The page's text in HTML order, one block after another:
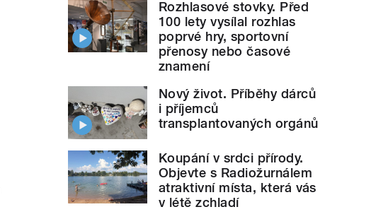
Rozhlasové stovky. Před
100 lety vysílal rozhlas
poprvé hry, sportovní
přenosy nebo časové
znamení
Nový život. Příběhy dárců
i příjemců
transplantovaných orgánů
Koupání v srdci přírody.
Objevte s Radiožurnálem
atraktivní místa, která vás
v létě zchladí